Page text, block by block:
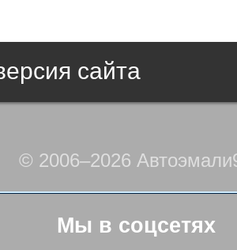
сайта
© 2006–2026
Мы в соцсетях